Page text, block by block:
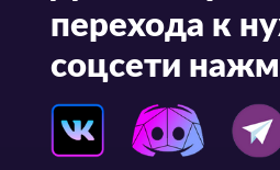
перехода к
соцсети